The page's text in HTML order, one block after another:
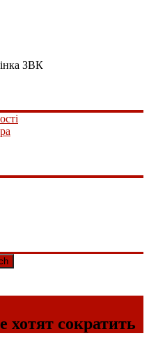
ЗВК
хотят сократить